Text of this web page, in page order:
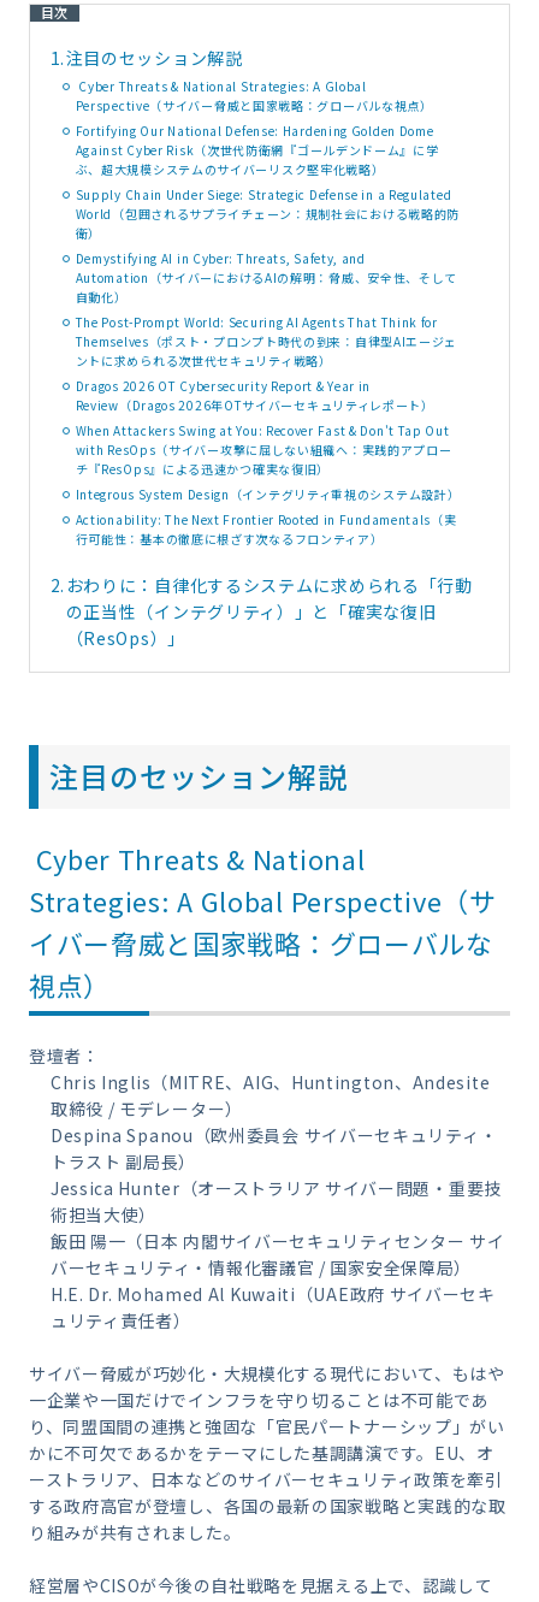
目次
1.注目のセッション解説
Cyber Threats & National Strategies: A Global
Perspective（サイバー脅威と国家戦略：グローバルな視点）
Fortifying Our National Defense: Hardening Golden Dome
Against Cyber Risk（次世代防衛網『ゴールデンドーム』に学
ぶ、超大規模システムのサイバーリスク堅牢化戦略）
Supply Chain Under Siege: Strategic Defense in a Regulated
World（包囲されるサプライチェーン：規制社会における戦略的防
衛）
Demystifying AI in Cyber: Threats, Safety, and
Automation（サイバーにおけるAIの解明：脅威、安全性、そして
自動化）
The Post-Prompt World: Securing AI Agents That Think for
Themselves（ポスト・プロンプト時代の到来：自律型AIエージェ
ントに求められる次世代セキュリティ戦略）
Dragos 2026 OT Cybersecurity Report & Year in
Review（Dragos 2026年OTサイバーセキュリティレポート）
When Attackers Swing at You: Recover Fast & Don't Tap Out
with ResOps（サイバー攻撃に屈しない組織へ：実践的アプロー
チ『ResOps』による迅速かつ確実な復旧）
Integrous System Design（インテグリティ重視のシステム設計）
Actionability: The Next Frontier Rooted in Fundamentals（実
行可能性：基本の徹底に根ざす次なるフロンティア）
2. おわりに：自律化するシステムに求められる「行動
の正当性（インテグリティ）」と「確実な復旧
（ResOps）」
注目のセッション解説
Cyber Threats & National
Strategies: A Global Perspective（サ
イバー脅威と国家戦略：グローバルな
視点）
登壇者：
Chris Inglis（MITRE、AIG、Huntington、Andesite
取締役 / モデレーター）
Despina Spanou（欧州委員会 サイバーセキュリティ・
トラスト 副局長）
Jessica Hunter（オーストラリア サイバー問題・重要技
術担当大使）
飯田 陽一（日本 内閣サイバーセキュリティセンター サイ
バーセキュリティ・情報化審議官 / 国家安全保障局）
H.E. Dr. Mohamed Al Kuwaiti（UAE政府 サイバーセキ
ュリティ責任者）
サイバー脅威が巧妙化・大規模化する現代において、もはや
一企業や一国だけでインフラを守り切ることは不可能であ
り、同盟国間の連携と強固な「官民パートナーシップ」がい
かに不可欠であるかをテーマにした基調講演です。EU、オ
ーストラリア、日本などのサイバーセキュリティ政策を牽引
する政府高官が登壇し、各国の最新の国家戦略と実践的な取
り組みが共有されました。
経営層やCISOが今後の自社戦略を見据える上で、認識して